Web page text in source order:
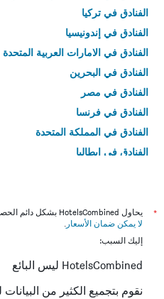
الفنادق في تركيا
الفنادق في إندونيسيا
الفنادق في الامارات العربية المتحدة
الفنادق في البحرين
الفنادق في مصر
الفنادق في فرنسا
الفنادق في المملكة المتحدة
الفنادق في إيطاليا
*
يحاول HotelsCombined بشكل دائم الحصول على الأسعار الدقيقة، ولكن
لا يمكن ضمان الأسعار .
إليك السبب:
HotelsCombined ليس البائع
نقوم بتجميع الكثير من البيانات